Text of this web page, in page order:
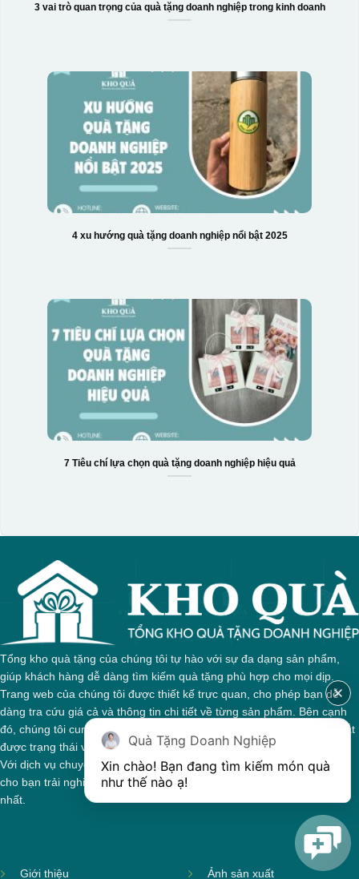
Hộp xi biểu trưng
3 vai trò quan trọng của quà tặng doanh nghiệp trong kinh doanh
4 xu hướng quà tặng doanh nghiệp nổi bật 2025
7 Tiêu chí lựa chọn quà tặng doanh nghiệp hiệu quả
Tổng kho quà tặng của chúng tôi tự hào với sự đa dạng sản phẩm,
giúp khách hàng dễ dàng tìm kiếm quà tặng phù hợp cho mọi dịp.
Trang web của chúng tôi được thiết kế trực quan, cho phép bạn dễ
dàng tra cứu giá cả và thông tin chi tiết về từng sản phẩm. Bên cạnh
đó, chúng tôi cung cấp hệ thống theo dõi đơn hàng, giúp bạn nắm bắt
được trạng thái và giai đoạn xử lý của đơn hàng một cách thuận tiện.
Với dịch vụ chuyên nghiệp và tận tâm, chúng tôi cam kết mang đến
cho bạn trải nghiệm mua sắm tuyệt vời và những món quà ý nghĩa
nhất.
Giới thiệu Ảnh sản xuất
Quà Tặng Doanh Nghiệp
Xin chào! Bạn đang tìm kiếm món quà
như thế nào ạ!